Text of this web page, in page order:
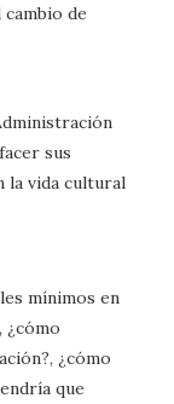
de
sus
la vida cultural
mínimos en
¿cómo
¿cómo
que